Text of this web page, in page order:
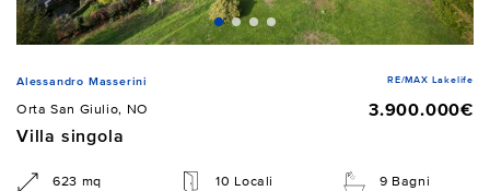
Alessandro Masserini RE/MAX Lakelife
Orta San Giulio, NO
3.900.000€
Villa singola
623 mq 10 Locali 9 Bagni